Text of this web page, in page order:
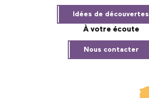
Idées de découvertes
À votre écoute
Nous contacter